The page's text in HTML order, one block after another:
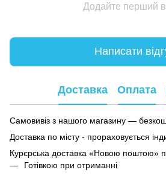
Додайте перший
Написати
Доставка Оплата
Самовивіз з нашого магазину —
Доставка по місту - прораховується
Курєрська доставка «Новою поштою»
Готівкою при отриманні